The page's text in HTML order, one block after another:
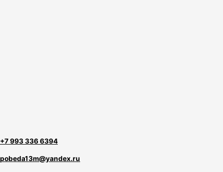
+7 993 336 6394
pobeda13m@yandex.ru